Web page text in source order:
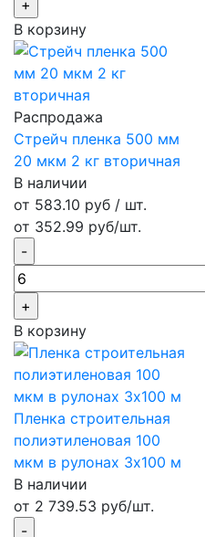
В корзину
Распродажа
Стрейч пленка 500 мм
20 мкм 2 кг вторичная
В наличии
от 583.10 руб / шт.
от 352.99 руб/шт.
В корзину
Пленка строительная
полиэтиленовая 100
мкм в рулонах 3х100 м
В наличии
от 2 739.53 руб/шт.